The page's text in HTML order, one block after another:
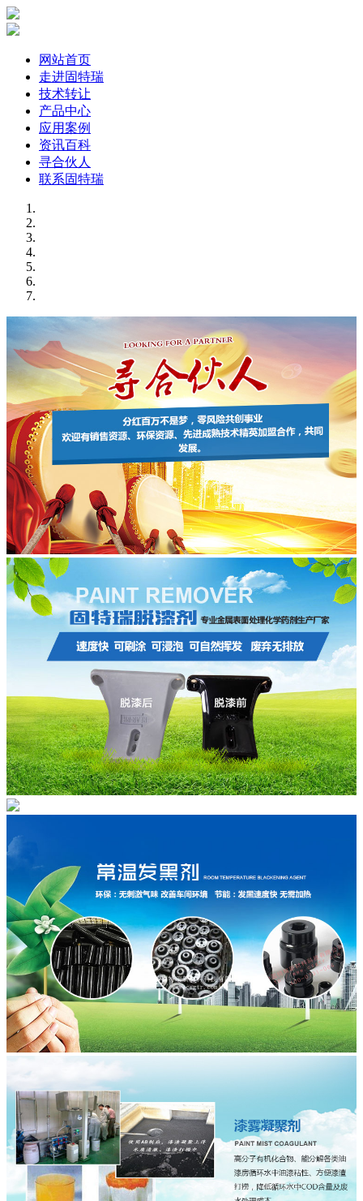
网站首页
走进固特瑞
技术转让
产品中心
应用案例
资讯百科
寻合伙人
联系固特瑞